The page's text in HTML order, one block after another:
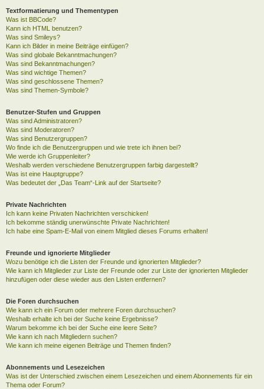
Textformatierung und Thementypen
Was ist BBCode?
Kann ich HTML benutzen?
Was sind Smileys?
Kann ich Bilder in meine Beiträge einfügen?
Was sind globale Bekanntmachungen?
Was sind Bekanntmachungen?
Was sind wichtige Themen?
Was sind geschlossene Themen?
Was sind Themen-Symbole?
Benutzer-Stufen und Gruppen
Was sind Administratoren?
Was sind Moderatoren?
Was sind Benutzergruppen?
Wo finde ich die Benutzergruppen und wie trete ich ihnen bei?
Wie werde ich Gruppenleiter?
Weshalb werden verschiedene Benutzergruppen farbig dargestellt?
Was ist eine Hauptgruppe?
Was bedeutet der „Das Team“-Link auf der Startseite?
Private Nachrichten
Ich kann keine Privaten Nachrichten verschicken!
Ich bekomme ständig unerwünschte Private Nachrichten!
Ich habe eine Spam-E-Mail von einem Mitglied dieses Forums erhalten!
Freunde und ignorierte Mitglieder
Wozu benötige ich die Listen der Freunde und ignorierten Mitglieder?
Wie kann ich Mitglieder zur Liste der Freunde oder zur Liste der ignorierten Mitglieder
hinzufügen oder diese wieder aus den Listen entfernen?
Die Foren durchsuchen
Wie kann ich ein Forum oder mehrere Foren durchsuchen?
Weshalb erhalte ich bei der Suche keine Ergebnisse?
Warum bekomme ich bei der Suche eine leere Seite?
Wie kann ich nach Mitgliedern suchen?
Wie kann ich meine eigenen Beiträge und Themen finden?
Abonnements und Lesezeichen
Was ist der Unterschied zwischen einem Lesezeichen und einem Abonnements für ein
Thema oder Forum?